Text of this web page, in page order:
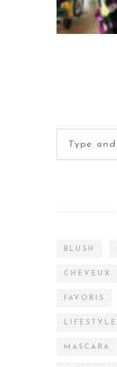
BLUSH
CHEVEUX
FAVORIS
LIFESTYLE
MASCARA